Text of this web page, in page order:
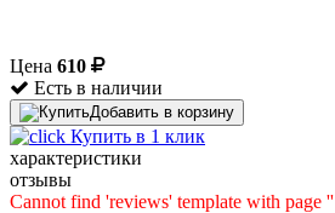
Цена 610
Есть в наличии
Добавить в корзину
Купить в 1 клик
характеристики
отзывы
Cannot find 'reviews' template with page ''